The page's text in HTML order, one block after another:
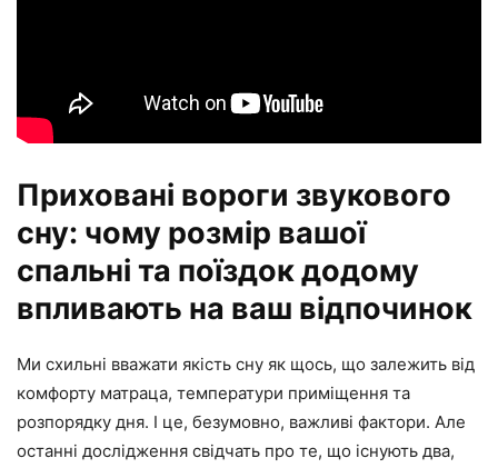
Приховані вороги звукового
сну: чому розмір вашої
спальні та поїздок додому
впливають на ваш відпочинок
Ми схильні вважати якість сну як щось, що залежить від
комфорту матраца, температури приміщення та
розпорядку дня. І це, безумовно, важливі фактори. Але
останні дослідження свідчать про те, що існують два,